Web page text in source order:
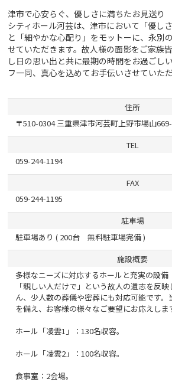
津市で心安らぐ、優しさに満ちたお見送り
シティホール河芸は、津市において「優し
と「細やかな心配り」をモットーに、永別
せていただきます。故人様の面影をご家族
し日の思い出と共に最期の時間をお過ごし
フ一同、真心を込めてお手伝いさせていただ
住所
〒510-0304 三重県津市河芸町上野市場山
TEL
059-244-1194
FAX
059-244-1195
駐車場
駐車場あり ( 200台 無料駐車場完備 )
施設概要
多様なニーズに対応するホールと充実の設備
「親しい人だけで」という故人の遺志を反
ん、少人数の葬儀や密葬にも対応可能です
を備え、お客様の様々なご要望にお応えしま
ホール「凌雲1」：130名収容。
ホール「凌雲2」：100名収容。
食事室：2会場。